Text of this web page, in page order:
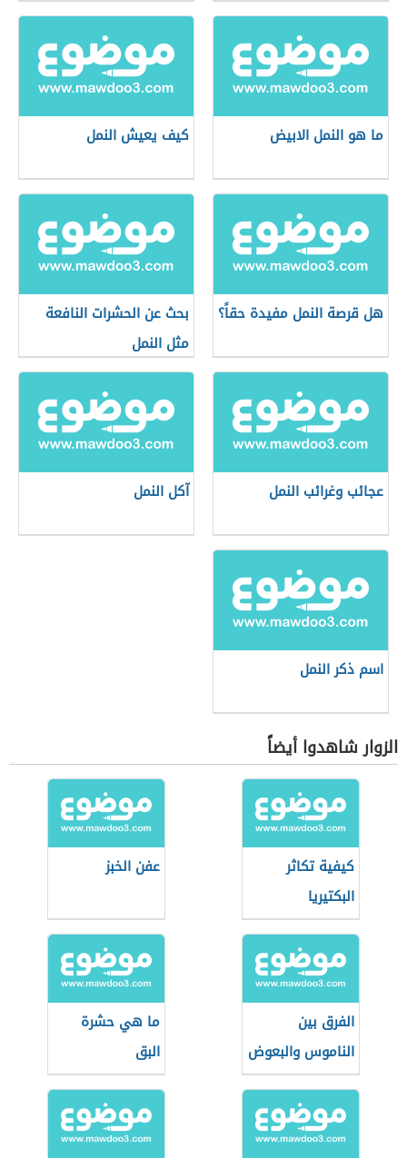
ما هو النمل الابيض كيف يعيش النمل
هل قرصة النمل مفيدة حقاً؟
بحث عن الحشرات النافعة
مثل النمل
عجائب وغرائب النمل آكل النمل
اسم ذكر النمل
الزوار شاهدوا أيضاً
كيفية تكاثر
البكتيريا
عفن الخبز
الفرق بين
الناموس والبعوض
ما هي حشرة
البق